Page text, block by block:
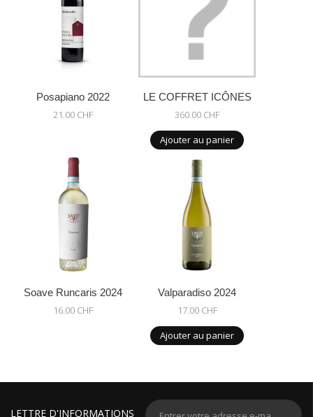
Posapiano 2022
21.00 CHF
LE COFFRET ICÔNES
360.00 CHF
Ajouter au panier
Soave Runcaris 2024
16.00 CHF
Valparadiso 2024
17.00 CHF
Ajouter au panier
LETTRE D'INFORMATIONS